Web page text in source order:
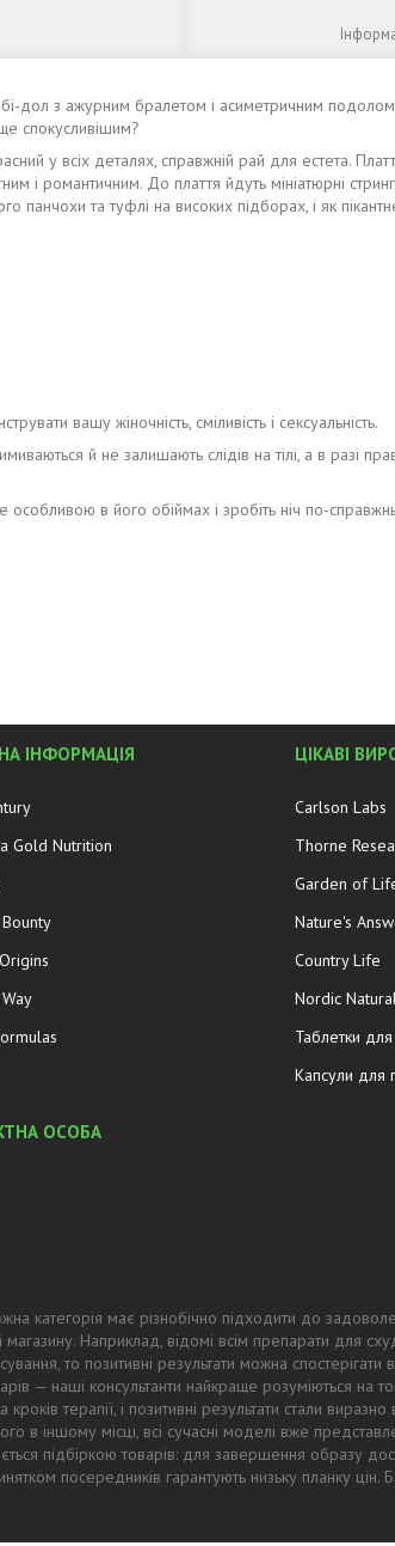
дол з ажурним бралетом і асиметричним
спокусливішим?
всіх деталях, справжній рай для естета. Плаття
і романтичним. До плаття йдуть мініатюрні
панчохи та туфлі на високих підборах, і як
вашу жіночність, сміливість і сексуальність.
й не залишають слідів на тілі, а в разі
в його обіймах і зробіть ніч по-
ІНФОРМАЦІЯ
Gold Nutrition
ЦІКАВІ
Carlson Labs
Thorne
Garden of
Nature's
Country Life
Nordic
Таблетки для
Капсули для
категорія має різнобічно підходити до
магазину. Наприклад, відомі всім препарати для
то позитивні результати можна
— наші консультанти найкраще розуміються на
терапії, і позитивні результати стали
іншому місці, всі сучасні моделі вже
підбіркою товарів: для завершення образу
посередників гарантують низьку планку